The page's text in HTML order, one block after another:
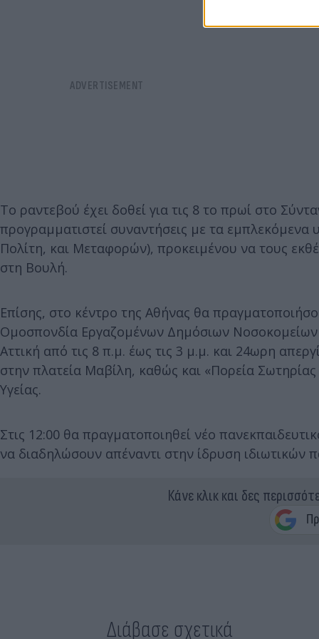
Το ραντεβού έχει δοθεί για τις 8 το πρωί στο
προγραμματιστεί συναντήσεις με τα
Πολίτη, και Μεταφορών), προκειμένου να τους
στη Βουλή.
Επίσης, στο κέντρο της Αθήνας θα
Ομοσπονδία Εργαζομένων Δημόσιων
Αττική από τις 8 π.μ. έως τις 3 μ.μ. και 24ωρη
στην πλατεία Μαβίλη, καθώς και «Πορεία
Υγείας.
Στις 12:00 θα πραγματοποιηθεί νέο
να διαδηλώσουν απέναντι στην ίδρυση ιδιωτικών
Κάνε κλικ και δες
Διάβασε σχετικά